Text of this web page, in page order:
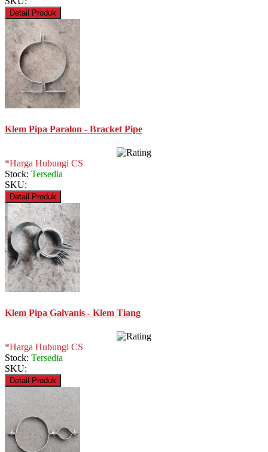
Detail Produk
Klem Pipa Paralon - Bracket Pipe
*Harga Hubungi CS
Stock: Tersedia
SKU:
Detail Produk
Klem Pipa Galvanis - Klem Tiang
*Harga Hubungi CS
Stock: Tersedia
SKU:
Detail Produk